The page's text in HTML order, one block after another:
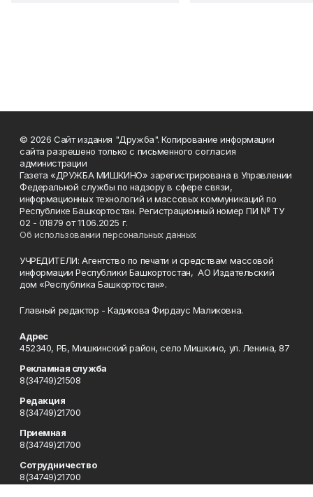
© 2026 Сайт издания "Дружба". Копирование информации
сайта разрешено только с письменного согласия
администрации
Газета «ДРУЖБА МИШКИНО» зарегистрирована в Управлении
Федеральной службы по надзору в сфере связи,
информационных технологий и массовых коммуникаций по
Республике Башкортостан. Регистрационный номер ПИ № ТУ
02 - 01879 от 11.06.2025 г.
Об использовании персональных данных
УЧРЕДИТЕЛИ: Агентство по печати и средствам массовой
информации Республики Башкортостан, АО Издательский
дом «Республика Башкортостан».
Главный редактор - Кадикова Фирдаус Маликовна.
Адрес
452340, РБ, Мишкинский район, село Мишкино, ул. Ленина, 87
Рекламная служба
8(34749)21508
Редакция
8(34749)21700
Приемная
8(34749)21700
Сотрудничество
8(34749)21700